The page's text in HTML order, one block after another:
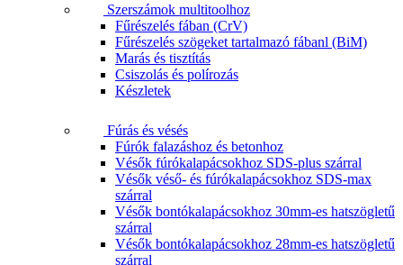
Szerszámok multitoolhoz
Fűrészelés fában (CrV)
Fűrészelés szögeket tartalmazó fábanl (BiM)
Marás és tisztítás
Csiszolás és polírozás
Készletek
Fúrás és vésés
Fúrók falazáshoz és betonhoz
Vésők fúrókalapácsokhoz SDS-plus szárral
Vésők véső- és fúrókalapácsokhoz SDS-max
szárral
Vésők bontókalapácsokhoz 30mm-es hatszögletű
szárral
Vésők bontókalapácsokhoz 28mm-es hatszögletű
szárral